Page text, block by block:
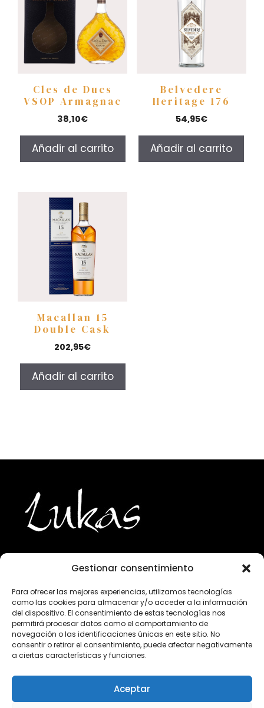
Gestionar consentimiento
Para ofrecer las mejores experiencias, utilizamos tecnologías
como las cookies para almacenar y/o acceder a la información
del dispositivo. El consentimiento de estas tecnologías nos
permitirá procesar datos como el comportamiento de
navegación o las identificaciones únicas en este sitio. No
consentir o retirar el consentimiento, puede afectar negativamente
a ciertas características y funciones.
Aceptar
Cles de Ducs
VSOP Armagnac
38,10€
Añadir al carrito
Belvedere
Heritage 176
54,95€
Añadir al carrito
Macallan 15
Double Cask
202,95€
Añadir al carrito
943 224 800
info@lukasgourmet.com
Club del vino
Trabaja con nosotros
Preguntas frecuentes
Condiciones de compra